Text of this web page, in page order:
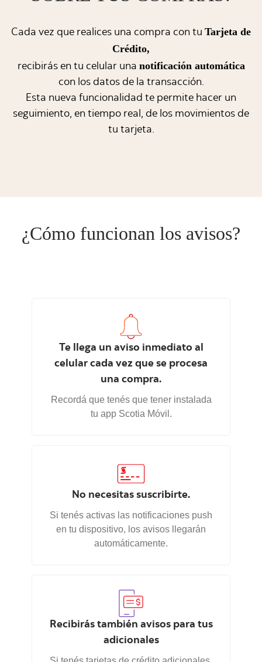
Cada vez que realices una compra con tu Tarjeta de
Crédito,
recibirás en tu celular una notificación automática
con los datos de la transacción.
Esta nueva funcionalidad te permite hacer un
seguimiento, en tiempo real, de los movimientos de
tu tarjeta.
¿Cómo funcionan los avisos?
Te llega un aviso inmediato al
celular cada vez que se procesa
una compra.
Recordá que tenés que tener instalada
tu app Scotia Móvil.
No necesitas suscribirte.
Si tenés activas las notificaciones push
en tu dispositivo, los avisos llegarán
automáticamente.
Recibirás también avisos para tus
adicionales